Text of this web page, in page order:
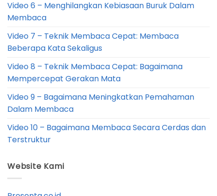
Video 6 – Menghilangkan Kebiasaan Buruk Dalam
Membaca
Video 7 – Teknik Membaca Cepat: Membaca
Beberapa Kata Sekaligus
Video 8 – Teknik Membaca Cepat: Bagaimana
Mempercepat Gerakan Mata
Video 9 – Bagaimana Meningkatkan Pemahaman
Dalam Membaca
Video 10 – Bagaimana Membaca Secara Cerdas dan
Terstruktur
Website Kami